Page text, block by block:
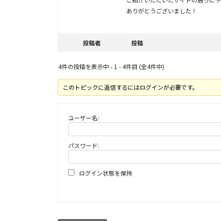
ありがとうございました！
投稿者 投稿
4件の投稿を表示中 - 1 - 4件目 (全4件中)
このトピックに返信するにはログインが必要です。
ユーザー名:
パスワード:
ログイン状態を保持